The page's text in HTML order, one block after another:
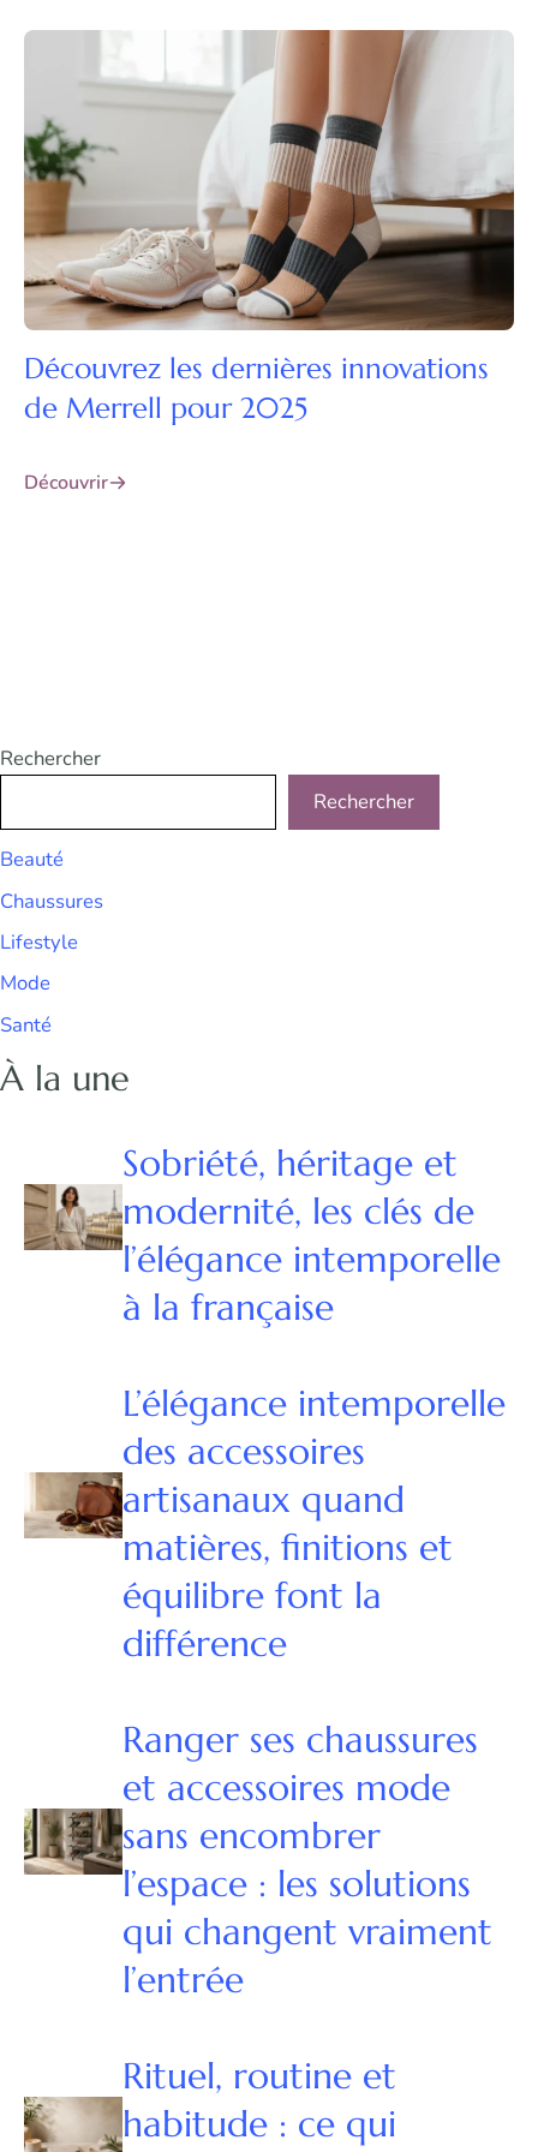
Découvrez les dernières innovations
de Merrell pour 2025
Découvrir
Rechercher
Rechercher
Beauté
Chaussures
Lifestyle
Mode
Santé
À la une
Sobriété, héritage et
modernité, les clés de
l’élégance intemporelle
à la française
L’élégance intemporelle
des accessoires
artisanaux quand
matières, finitions et
équilibre font la
différence
Ranger ses chaussures
et accessoires mode
sans encombrer
l’espace : les solutions
qui changent vraiment
l’entrée
Rituel, routine et
habitude : ce qui